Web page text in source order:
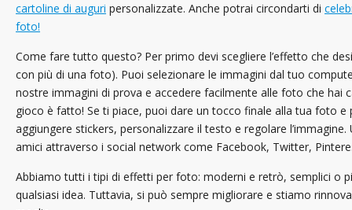
cartoline di auguri personalizzate. Anche potrai circondarti di
foto!
Come fare tutto questo? Per primo devi scegliere l’effetto che
con più di una foto). Puoi selezionare le immagini dal tuo
nostre immagini di prova e accedere facilmente alle foto che
gioco è fatto! Se ti piace, puoi dare un tocco finale alla tua foto
aggiungere stickers, personalizzare il testo e regolare
amici attraverso i social network come Facebook, Twitter,
Abbiamo tutti i tipi di effetti per foto: moderni e retrò, semplici o
qualsiasi idea. Tuttavia, si può sempre migliorare e stiamo